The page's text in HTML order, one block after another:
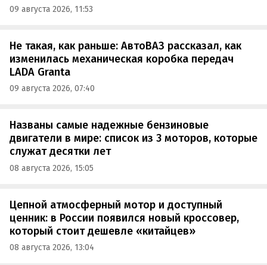
09 августа 2026, 11:53
Не такая, как раньше: АвтоВАЗ рассказал, как
изменилась механическая коробка передач
LADA Granta
09 августа 2026, 07:40
Названы самые надежные бензиновые
двигатели в мире: список из 3 моторов, которые
служат десятки лет
08 августа 2026, 15:05
Цепной атмосферный мотор и доступный
ценник: в России появился новый кроссовер,
который стоит дешевле «китайцев»
08 августа 2026, 13:04